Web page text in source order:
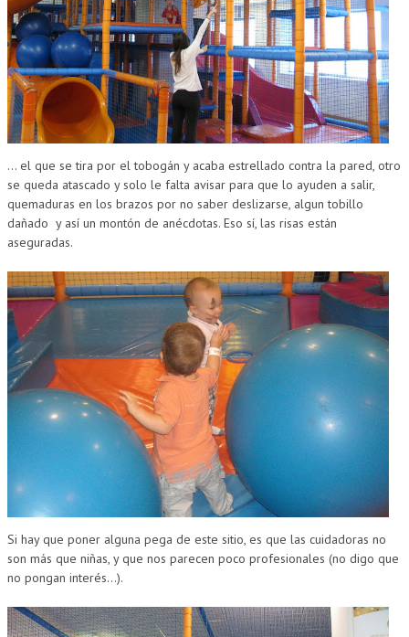
… el que se tira por el tobogán y acaba estrellado contra la pared, otro
se queda atascado y solo le falta avisar para que lo ayuden a salir,
quemaduras en los brazos por no saber deslizarse, algun tobillo
dañado y así un montón de anécdotas. Eso sí, las risas están
aseguradas.
Si hay que poner alguna pega de este sitio, es que las cuidadoras no
son más que niñas, y que nos parecen poco profesionales (no digo que
no pongan interés…).